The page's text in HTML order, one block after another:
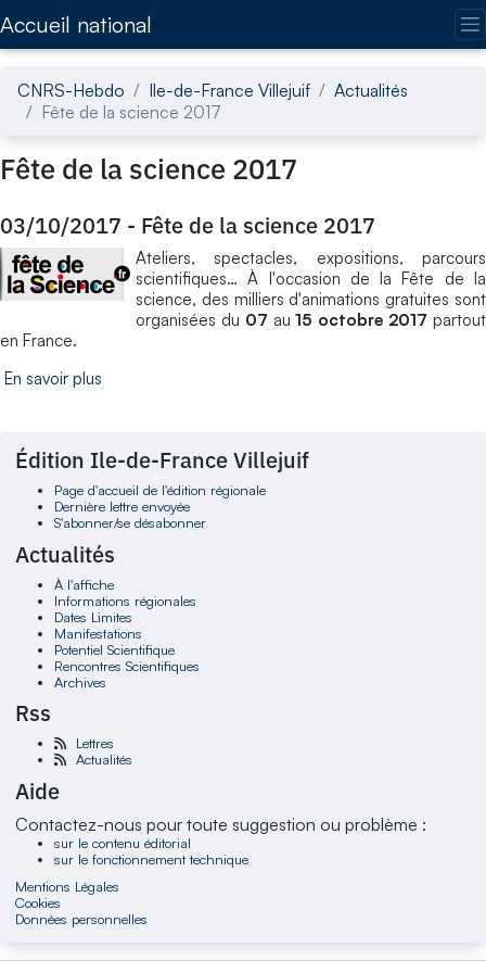
Accueil national
CNRS-Hebdo Ile-de-France Villejuif
Actualités
Fête de la science 2017
Fête de la science 2017
03/10/2017 - Fête de la science 2017
Ateliers, spectacles, expositions, parcours
scientifiques… À l'occasion de la Fête de la
science, des milliers d'animations gratuites sont
organisées du 07 au15 octobre 2017 partout
en France.
En savoir plus
Édition Ile-de-France Villejuif
Page d'accueil de l'édition régionale
Dernière lettre envoyée
S'abonner/se désabonner
Actualités
À l'affiche
Informations régionales
Dates Limites
Manifestations
Potentiel Scientifique
Rencontres Scientifiques
Archives
Rss
Lettres
Actualités
Aide
Contactez-nous pour toute suggestion ou problème :
sur le contenu éditorial
sur le fonctionnement technique
Mentions Légales
Cookies
Données personnelles